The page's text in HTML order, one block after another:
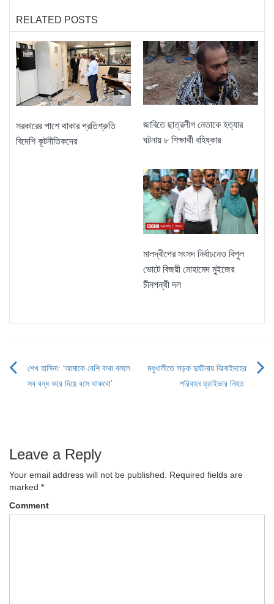
RELATED POSTS
সরকারের পাশে থাকার প্রতিশ্রুতি
বিদেশি কূটনীতিকদের
জাবিতে ছাত্রলীগ নেতাকে হত্যার
ঘটনায় ৮ শিক্ষার্থী বহিষ্কার
মালদ্বীপের সংসদ নির্বাচনেও বিপুল
ভোটে বিজয়ী মোহামেদ মুইজের
চীনপন্থী দল
Post
শেখ হাসিনা: ‘আমাকে বেশি কথা বললে
সব বন্ধ করে দিয়ে বসে থাকবো’
মধুখালীতে সড়ক দুর্ঘটনায় ঝিনাইদহের
পরিবহন ড্রাইভার নিহত
Leave a Reply
Your email address will not be published.
Required fields are
marked *
Comment